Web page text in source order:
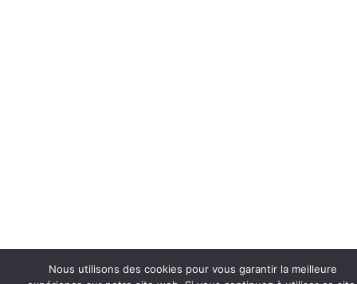
Nous utilisons des cookies pour vous garantir la meilleure